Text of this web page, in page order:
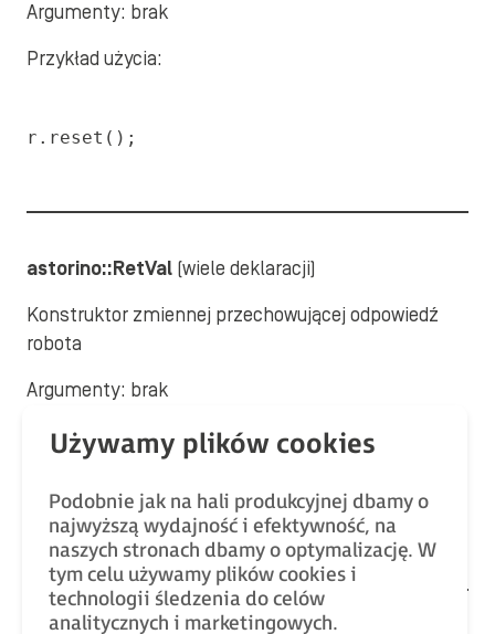
Argumenty: brak
Przykład użycia:
r.reset();
astorino::RetVal (wiele deklaracji)
Konstruktor zmiennej przechowującej odpowiedź
robota
Argumenty: brak
Przykład użycia:
astorino::RetVal ret;
Podobnie jak na hali produkcyjnej dbamy o
najwyższą wydajność i efektywność, na
naszych stronach dbamy o optymalizację. W
tym celu używamy plików cookies i
technologii śledzenia do celów
analitycznych i marketingowych.